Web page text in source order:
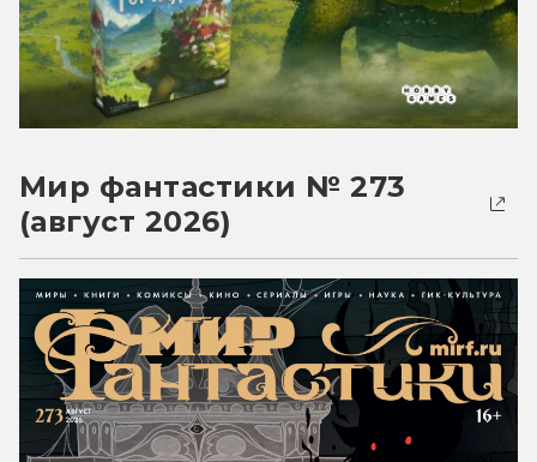
Мир фантастики № 273
(август 2026)